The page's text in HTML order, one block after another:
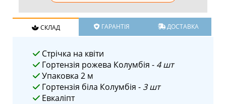
СКЛАД ГАРАНТІЯ ДОСТАВКА
Стрічка на квіти
Гортензія рожева Колумбія - 4 шт
Упаковка 2 м
Гортензія біла Колумбія - 3 шт
Евкаліпт